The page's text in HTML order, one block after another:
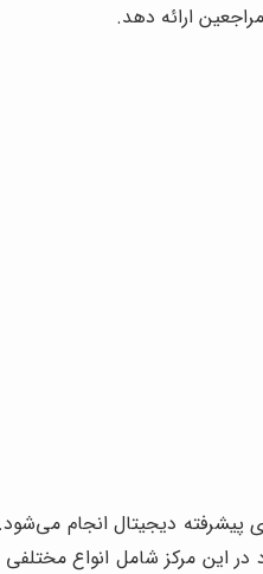
ارائه دهد.
پیشرفته دیجیتال انجام
مرکز شامل انواع